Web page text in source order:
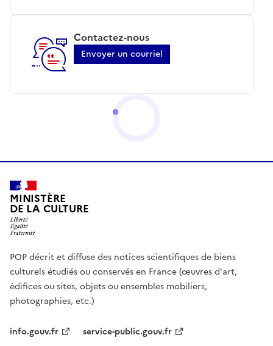
Contactez-nous
Envoyer un courriel
MINISTÈRE
DE LA CULTURE
POP décrit et diffuse des notices scientifiques de biens
culturels étudiés ou conservés en France (œuvres d'art,
édifices ou sites, objets ou ensembles mobiliers,
photographies, etc.)
info.gouv.fr service-public.gouv.fr